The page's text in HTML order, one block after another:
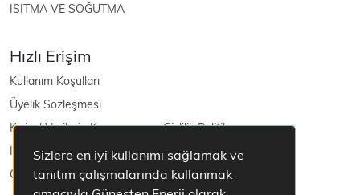
Sizlere en iyi kullanımı sağlamak ve
tanıtım çalışmalarında kullanmak
ISITMA VE SOĞUTMA
Hızlı Erişim
Kullanım Koşulları
Üyelik Sözleşmesi
Kişisel Verilerin Korunması ve Gizlilik Politikası
İptal ve İade Şartları
Güneş Enerjisi